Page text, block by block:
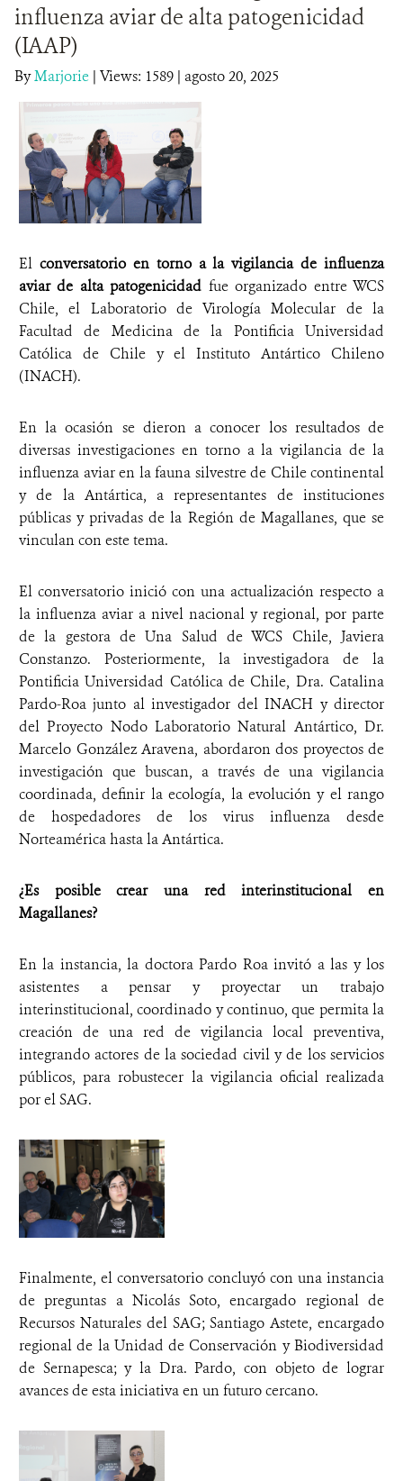
DONA
influenza aviar de alta patogenicidad
(IAAP)
ByMarjorie | Views: 1589 | agosto 20, 2025
El conversatorio en torno a la vigilancia de influenza
aviar de alta patogenicidad fue organizado entre WCS
Chile, el Laboratorio de Virología Molecular de la
Facultad de Medicina de la Pontificia Universidad
Católica de Chile y el Instituto Antártico Chileno
(INACH).
En la ocasión se dieron a conocer los resultados de
diversas investigaciones en torno a la vigilancia de la
influenza aviar en la fauna silvestre de Chile continental
y de la Antártica, a representantes de instituciones
públicas y privadas de la Región de Magallanes, que se
vinculan con este tema.
El conversatorio inició con una actualización respecto a
la influenza aviar a nivel nacional y regional, por parte
de la gestora de Una Salud de WCS Chile, Javiera
Constanzo. Posteriormente, la investigadora de la
Pontificia Universidad Católica de Chile, Dra. Catalina
Pardo-Roa junto al investigador del INACH y director
del Proyecto Nodo Laboratorio Natural Antártico, Dr.
Marcelo González Aravena, abordaron dos proyectos de
investigación que buscan, a través de una vigilancia
coordinada, definir la ecología, la evolución y el rango
de hospedadores de los virus influenza desde
Norteamérica hasta la Antártica.
¿Es posible crear una red interinstitucional en
Magallanes?
En la instancia, la doctora Pardo Roa invitó a las y los
asistentes a pensar y proyectar un trabajo
interinstitucional, coordinado y continuo, que permita la
creación de una red de vigilancia local preventiva,
integrando actores de la sociedad civil y de los servicios
públicos, para robustecer la vigilancia oficial realizada
por el SAG.
Finalmente, el conversatorio concluyó con una instancia
de preguntas a Nicolás Soto, encargado regional de
Recursos Naturales del SAG; Santiago Astete, encargado
regional de la Unidad de Conservación y Biodiversidad
de Sernapesca; y la Dra. Pardo, con objeto de lograr
avances de esta iniciativa en un futuro cercano.